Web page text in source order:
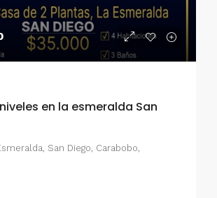
en la esmeralda San
San Diego, Carabobo,